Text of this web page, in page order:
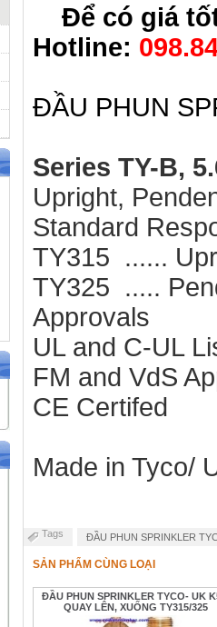
Để có giá
Hotline:
ĐẦU PHUN
Series TY-B,
Upright,
Standard
TY315 ......
TY325 .....
Approvals
UL and C-UL
FM and VdS
CE Certifed
Made in Tyco/
Tags ĐẦU PHUN SPRINKLER
SẢN PHẨM CÙNG LOẠI
ĐẦU PHUN SPRINKLER TYCO- UK
QUAY LÊN, XUỐNG TY315/325